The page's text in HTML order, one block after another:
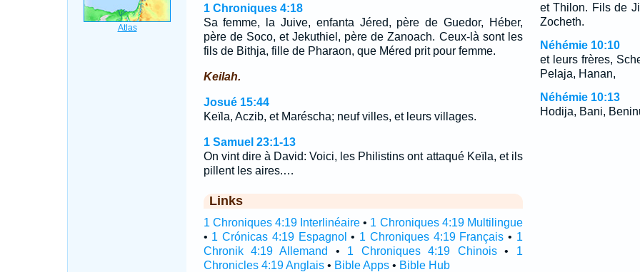
1 Chroniques 4:18
Sa femme, la Juive, enfanta Jéred, père de Guedor, Héber,
père de Soco, et Jekuthiel, père de Zanoach. Ceux-là sont les
fils de Bithja, fille de Pharaon, que Méred prit pour femme.
Keilah.
Josué 15:44
Keïla, Aczib, et Maréscha; neuf villes, et leurs villages.
1 Samuel 23:1-13
On vint dire à David: Voici, les Philistins ont attaqué Keïla, et ils
pillent les aires.…
Links
1 Chroniques 4:19 Interlinéaire • 1 Chroniques 4:19 Multilingue
• 1 Crónicas 4:19 Espagnol • 1 Chroniques 4:19 Français • 1
Chronik 4:19 Allemand
• 1 Chroniques 4:19 Chinois• 1
Chronicles 4:19 Anglais• Bible Apps• Bible Hub
et Thilon. Fils de
Zocheth.
Néhémie 10:10
et leurs frères,
Pelaja, Hanan,
Néhémie 10:13
Hodija, Bani,